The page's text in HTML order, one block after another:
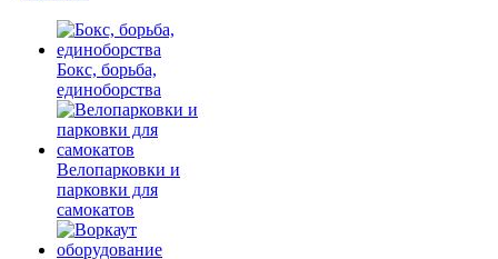
Бокс, борьба,
единоборства
Велопарковки и
парковки для
самокатов